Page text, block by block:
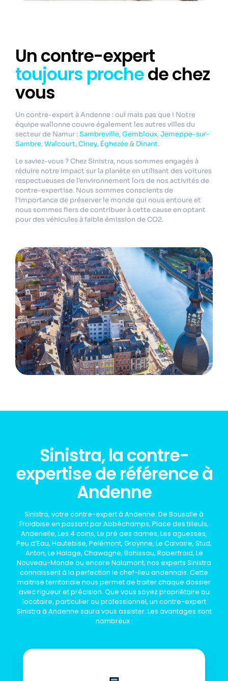
Un contre-expert
toujours prochede chez
vous
Un contre-expert à Andenne : oui mais pas que ! Notre
équipe wallonne couvre également les autres villes du
secteur de Namur :Sambreville,Gembloux,Jemeppe-sur-
Sambre,Walcourt,Ciney, Éghezée& Dinant.
Le saviez-vous ? Chez Sinistra, nous sommes engagés à
réduire notre impact sur la planète en utilisant des voitures
respectueuses de l’environnement lors de nos activités de
contre-expertise. Nous sommes conscients de
l’importance de préserver le monde qui nous entoure et
nous sommes fiers de contribuer à cette cause en optant
pour des véhicules à faible émission de CO2.
Sinistra, la contre-
expertise de référence à
Andenne
Sinistra, votre contre-expert à Andenne. De Bousalle à
Froidbise en passant par Abbéchamps, Place des tilleuls,
Andenelle, Les 4 coins, Le pré des dames, Les aguesses,
Peu d’Eau, Hautebise, Pelémont, Groynne, Le Calvaire, Stud,
Anton, Le Halage, Chawagne, Bohissau, Roberfroid, Le
Nouveau-Monde ou encore Nalamont, nos experts Sinistra
connaissent à la perfection le chef-lieu andennais. Cette
maitrise territoriale nous permet de traiter chaque dossier
avec rigueur et précision. Que vous soyez propriétaire ou
locataire, particulier ou professionnel, un contre-expert
Sinistra à Andenne saura vous assister. Les avantages sont
nombreux :